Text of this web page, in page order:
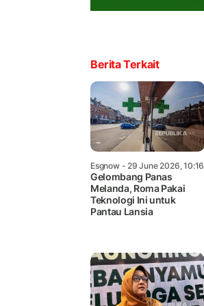
Berita Terkait
Esgnow- 29 June 2026, 10:16
Gelombang Panas
Melanda, Roma Pakai
Teknologi Ini untuk
Pantau Lansia